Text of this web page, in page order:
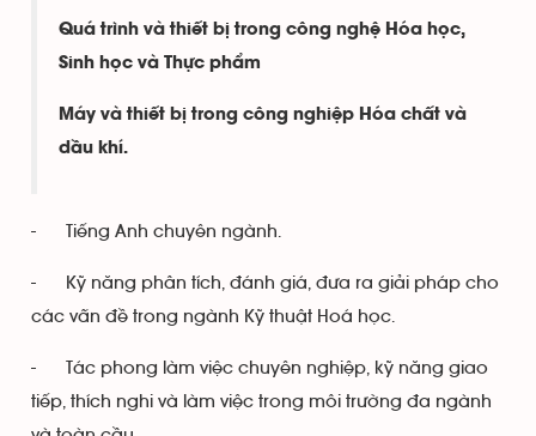
Quá trình và thiết bị trong công nghệ Hóa học,
Sinh học và Thực phẩm
Máy và thiết bị trong công nghiệp Hóa chất và
dầu khí.
- Tiếng Anh chuyên ngành.
- Kỹ năng phân tích, đánh giá, đưa ra giải pháp cho
các vấn đề trong ngành Kỹ thuật Hoá học.
- Tác phong làm việc chuyên nghiệp, kỹ năng giao
tiếp, thích nghi và làm việc trong môi trường đa ngành